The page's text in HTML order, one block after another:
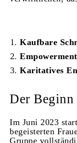
Kaufbare
Karitatives
Der
Im Juni 2023
begeisterten
Gruppe